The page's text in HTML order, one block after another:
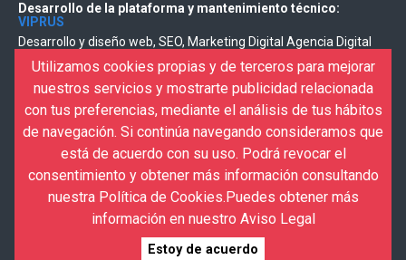
Desarrollo de la plataforma y mantenimiento técnico:
VIPRUS
Desarrollo y diseño web, SEO, Marketing Digital Agencia Digital
VIPRUS
Para recibir las noticias tienes que dar ALTA
ENVIAR
He leído y acepto la Política de privacidad. Acepto la política de
protección de datos con la finalidad de utilizar mis datos para
enviarme información de productos, servicios y eventos. Acepto la
consultas realizadas a través de nuestro formulario de contacto.
Utilizamos cookies propias y de terceros para mejorar
nuestros servicios y mostrarte publicidad relacionada
con tus preferencias, mediante el análisis de tus hábitos
de navegación. Si continúa navegando consideramos que
está de acuerdo con su uso. Podrá revocar el
consentimiento y obtener más información consultando
nuestra Política de Cookies.Puedes obtener más
información en nuestro Aviso Legal
Estoy de acuerdo